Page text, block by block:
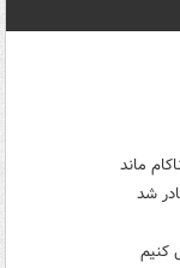
ماند
کنیم